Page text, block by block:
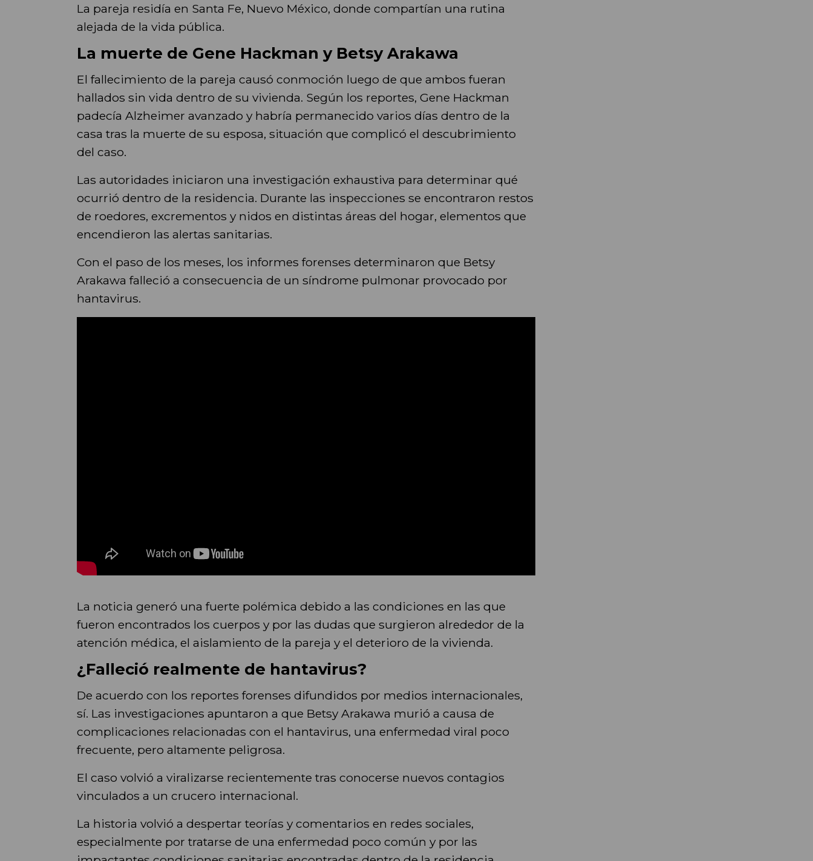
La pareja residía en Santa Fe, Nuevo México, donde compartían una rutina
alejada de la vida pública.
La muerte de Gene Hackman y Betsy Arakawa
El fallecimiento de la pareja causó conmoción luego de que ambos fueran
hallados sin vida dentro de su vivienda. Según los reportes, Gene Hackman
padecía Alzheimer avanzado y habría permanecido varios días dentro de la
casa tras la muerte de su esposa, situación que complicó el descubrimiento
del caso.
Las autoridades iniciaron una investigación exhaustiva para determinar qué
ocurrió dentro de la residencia. Durante las inspecciones se encontraron restos
de roedores, excrementos y nidos en distintas áreas del hogar, elementos que
encendieron las alertas sanitarias.
Con el paso de los meses, los informes forenses determinaron que Betsy
Arakawa falleció a consecuencia de un síndrome pulmonar provocado por
hantavirus.
La noticia generó una fuerte polémica debido a las condiciones en las que
fueron encontrados los cuerpos y por las dudas que surgieron alrededor de la
atención médica, el aislamiento de la pareja y el deterioro de la vivienda.
¿Falleció realmente de hantavirus?
De acuerdo con los reportes forenses difundidos por medios internacionales,
sí. Las investigaciones apuntaron a que Betsy Arakawa murió a causa de
complicaciones relacionadas con el hantavirus, una enfermedad viral poco
frecuente, pero altamente peligrosa.
El caso volvió a viralizarse recientemente tras conocerse nuevos contagios
vinculados a un crucero internacional.
La historia volvió a despertar teorías y comentarios en redes sociales,
especialmente por tratarse de una enfermedad poco común y por las